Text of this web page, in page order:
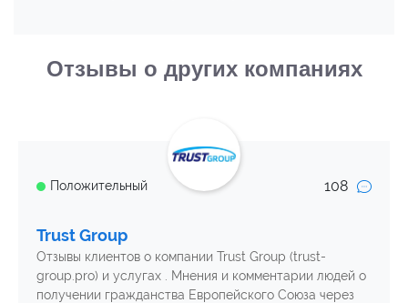
Отзывы о других компаниях
Положительный 108
Trust Group
Отзывы клиентов о компании Trust Group (trust-
group.pro) и услугах . Мнения и комментарии людей о
получении гражданства Европейского Союза через